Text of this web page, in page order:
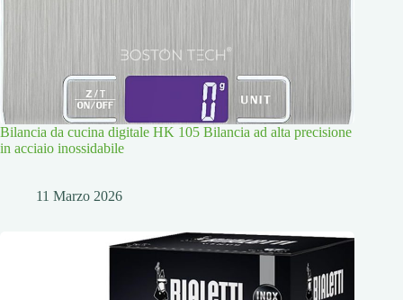
Bilancia da cucina digitale HK 105 Bilancia ad alta precisione
in acciaio inossidabile
11 Marzo 2026